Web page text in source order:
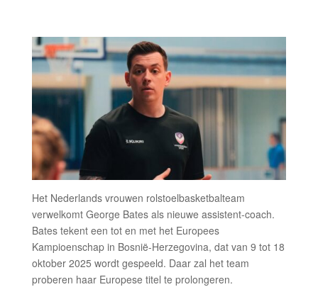
Het Nederlands vrouwen rolstoelbasketbalteam
verwelkomt George Bates als nieuwe assistent-coach.
Bates tekent een tot en met het Europees
Kampioenschap in Bosnië-Herzegovina, dat van 9 tot 18
oktober 2025 wordt gespeeld. Daar zal het team
proberen haar Europese titel te prolongeren.